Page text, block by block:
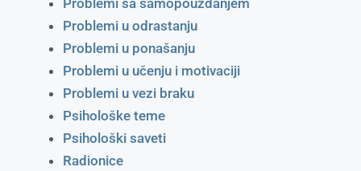
Problemi sa samopouzdanjem
Problemi u odrastanju
Problemi u ponašanju
Problemi u učenju i motivaciji
Problemi u vezi braku
Psihološke teme
Psihološki saveti
Radionice